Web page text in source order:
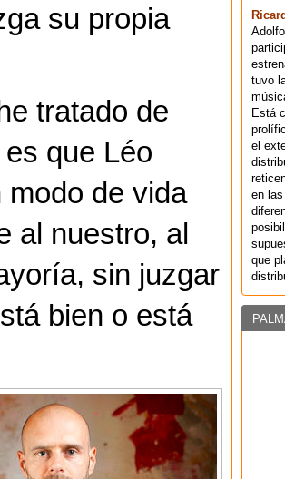
su propia
tratado de
que Léo
modo de vida
al nuestro, al
sin juzgar
bien o está
tuvo
Está
el
en
que